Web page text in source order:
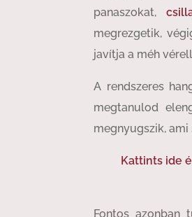
panaszokat,
megrezgetik,
javítja a méh
A rendszeres
megtanulod
megnyugszik,
Kattints ide
Fontos azonban